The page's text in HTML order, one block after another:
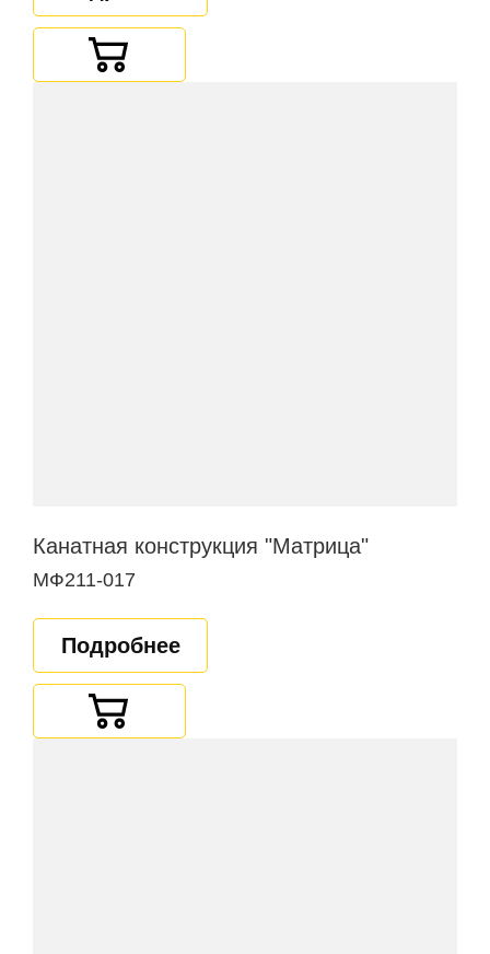
Канатная конструкция "Матрица"
МФ211-017
Подробнее